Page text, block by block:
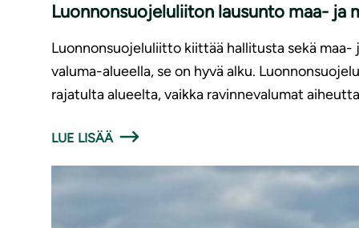
Luonnonsuojeluliiton lausunto maa- ja
Luonnonsuojeluliitto kiittää hallitusta sekä
valuma-alueella, se on hyvä alku.
rajatulta alueelta, vaikka ravinnevalumat
LUE LISÄÄ